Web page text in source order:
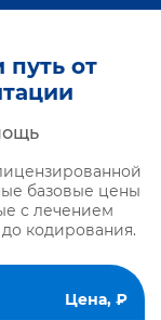
путь от
базовые цены
с лечением
кодирования.
Цена, ₽